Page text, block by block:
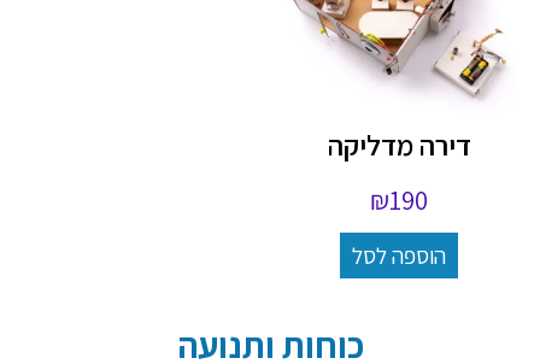
דירה מדליקה
₪190
הוספה לסל
כוחות ותנועה